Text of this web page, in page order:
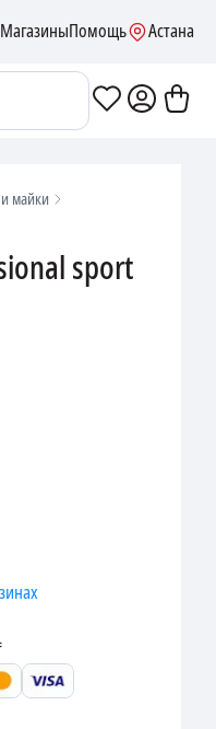
МагазиныПомощь Астана
и майки
sport